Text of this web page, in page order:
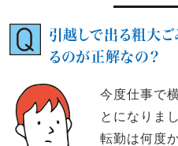
引越しで出る粗大
るのが正解なの？
今度仕事で
とになりま
転勤は何度